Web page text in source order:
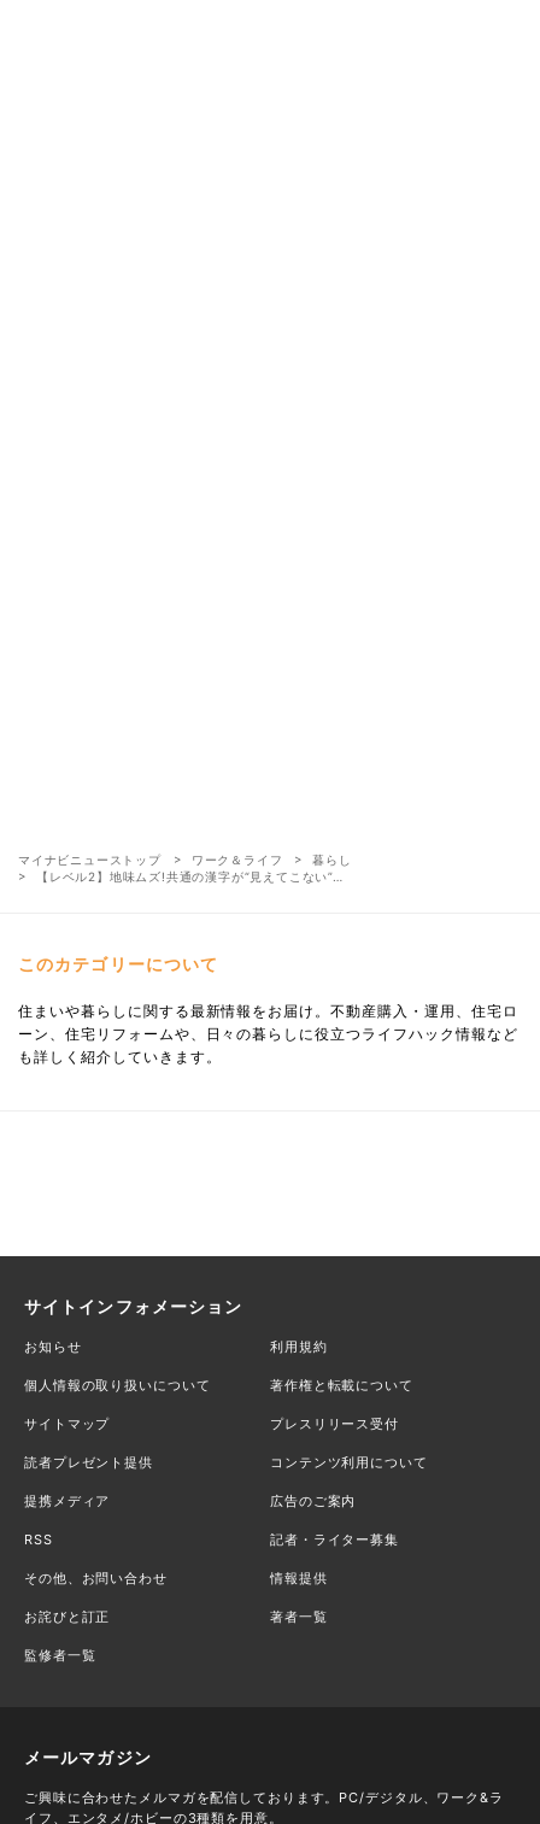
マイナビニューストップ ワーク＆ライフ
暮らし
【レベル2】地味ムズ!共通の漢字が“見えてこない”…
このカテゴリーについて
住まいや暮らしに関する最新情報をお届け。不動産購入・運用、住宅ロ
ーン、住宅リフォームや、日々の暮らしに役立つライフハック情報など
も詳しく紹介していきます。
サイトインフォメーション
お知らせ 利用規約
個人情報の取り扱いについて 著作権と転載について
サイトマップ プレスリリース受付
読者プレゼント提供 コンテンツ利用について
提携メディア 広告のご案内
RSS 記者・ライター募集
その他、お問い合わせ 情報提供
お詫びと訂正 著者一覧
監修者一覧
メールマガジン
ご興味に合わせたメルマガを配信しております。PC/デジタル、ワーク&ラ
イフ、エンタメ/ホビーの3種類を用意。